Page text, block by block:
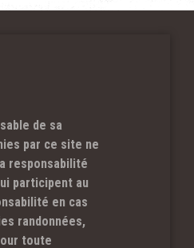
de sa
par ce site ne
responsabilité
participent au
en cas
randonnées,
toute